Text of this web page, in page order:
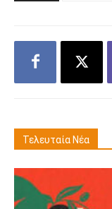
Τελευταία Νέα